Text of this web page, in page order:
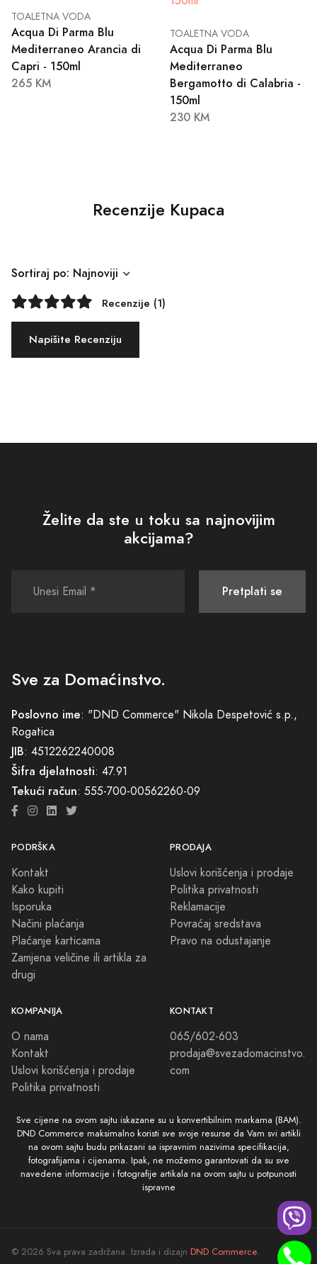
TOALETNA VODA
Acqua Di Parma Blu
Mediterraneo Arancia di
Capri - 150ml
265 KM
TOALETNA VODA
Acqua Di Parma Blu
Mediterraneo
Bergamotto di Calabria -
150ml
230 KM
Recenzije Kupaca
Sortiraj po: Najnoviji
Recenzije (1)
Napišite Recenziju
Želite da ste u toku sa najnovijim
akcijama?
Pretplati se
Sve za Domaćinstvo.
Poslovno ime: "DND Commerce" Nikola Despetović s.p.,
Rogatica
JIB: 4512262240008
Šifra djelatnosti: 47.91
Tekući račun: 555-700-00562260-09
PODRŠKA
Kontakt
Kako kupiti
Isporuka
Načini plaćanja
Plaćanje karticama
Zamjena veličine ili artikla za
drugi
PRODAJA
Uslovi korišćenja i prodaje
Politika privatnosti
Reklamacije
Povraćaj sredstava
Pravo na odustajanje
KOMPANIJA
O nama
Kontakt
Uslovi korišćenja i prodaje
Politika privatnosti
KONTAKT
065/602-603
prodaja@svezadomacinstvo.
com
Sve cijene na ovom sajtu iskazane su u konvertibilnim markama (BAM).
DND Commerce maksimalno koristi sve svoje resurse da Vam svi artikli
na ovom sajtu budu prikazani sa ispravnim nazivima specifikacija,
fotografijama i cijenama. Ipak, ne možemo garantovati da su sve
navedene informacije i fotografije artikala na ovom sajtu u potpunosti
ispravne
© 2026 Sva prava zadržana. Izrada i dizajn DND Commerce.